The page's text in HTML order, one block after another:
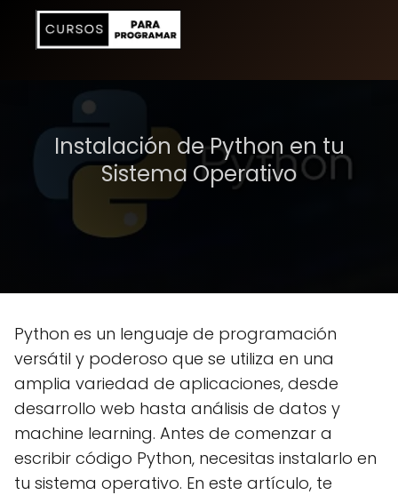
Instalación de Python en tu
Sistema Operativo
Python es un lenguaje de programación
versátil y poderoso que se utiliza en una
amplia variedad de aplicaciones, desde
desarrollo web hasta análisis de datos y
machine learning. Antes de comenzar a
escribir código Python, necesitas instalarlo en
tu sistema operativo. En este artículo, te